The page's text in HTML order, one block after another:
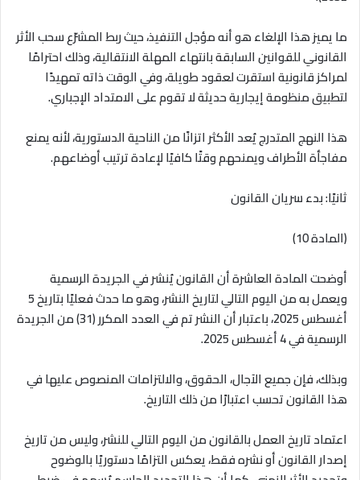
ما يميز هذا الإلغاء هو أنه مؤجل التنفيذ، حيث ربط المشرّع سحب الأثر
القانوني للقوانين السابقة بانتهاء المهلة الانتقالية، وذلك احترامًا
لمراكز قانونية استقرت لعقود طويلة، وفي الوقت ذاته تمهيدًا
لتطبيق منظومة إيجارية حديثة لا تقوم على الامتداد الإجباري.
هذا النهج المتدرج يُعد الأكثر اتزانًا من الناحية الدستورية، لأنه يمنع
مفاجأة الأطراف ويمنحهم وقتًا كافيًا لإعادة ترتيب أوضاعهم.
ثانيًا: بدء سريان القانون
(المادة 10)
أوضحت المادة العاشرة أن القانون يُنشر في الجريدة الرسمية
ويعمل به من اليوم التالي لتاريخ النشر، وهو ما حدث فعليًا بتاريخ 5
أغسطس 2025، باعتبار أن النشر تم في العدد المكرر (31) من الجريدة
الرسمية في 4 أغسطس 2025
.
وبذلك، فإن جميع الآجال، الحقوق، والالتزامات المنصوص عليها في
هذا القانون تحسب اعتبارًا من ذلك التاريخ.
اعتماد تاريخ العمل بالقانون من اليوم التالي للنشر، وليس من تاريخ
إصدار القانون أو نشره فقط، يعكس التزامًا دستوريًا بالوضوح